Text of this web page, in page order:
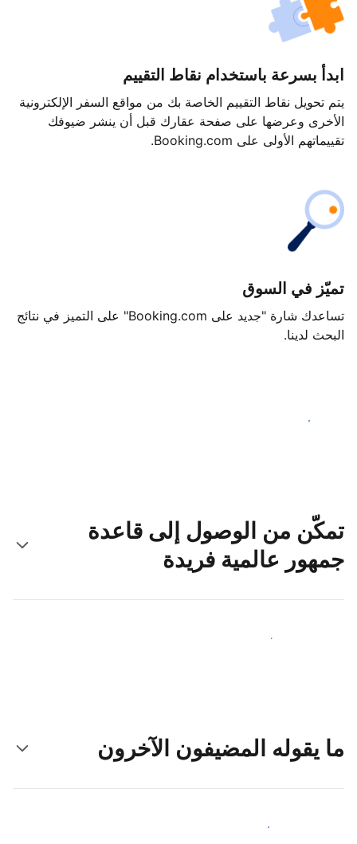
ابدأ بسرعة باستخدام نقاط التقييم
يتم تحويل نقاط التقييم الخاصة بك من مواقع السفر الإلكترونية
الأخرى وعرضها على صفحة عقارك قبل أن ينشر ضيوفك
تقييماتهم الأولى على Booking.com.
تميّز في السوق
تساعدك شارة "جديد على Booking.com" على التميز في نتائج
البحث لدينا.
ابدأ اليوم
تمكّن من الوصول إلى قاعدة
جمهور عالمية فريدة
اجذب ضيوف جدد اليوم
ما يقوله المضيفون الآخرون
انضم إلى مضيفين آخرين